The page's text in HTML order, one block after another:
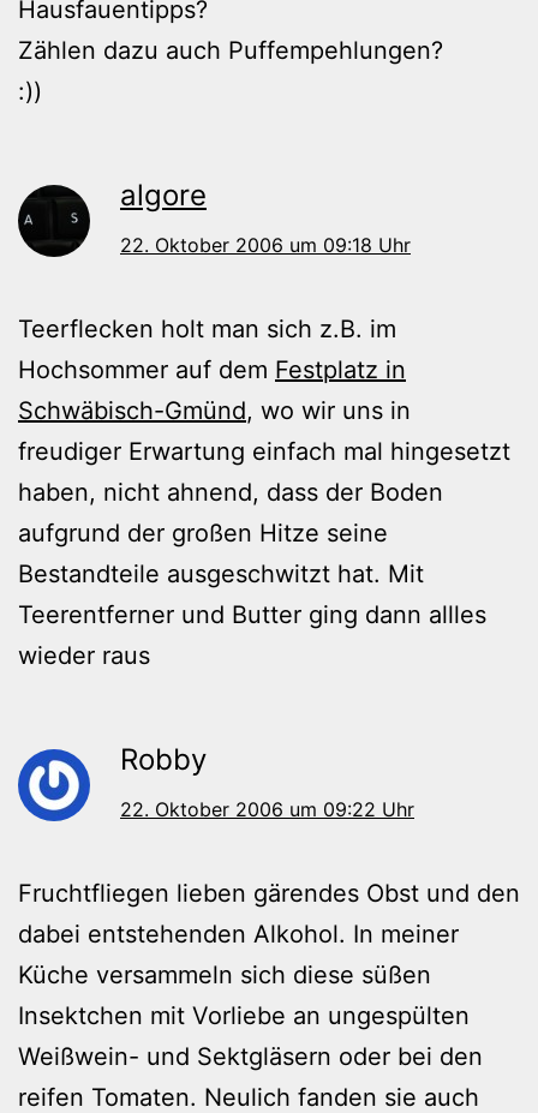
Hausfauentipps?
Zählen dazu auch Puffempehlungen?
:))
algore
22. Oktober 2006 um 09:18 Uhr
Teerflecken holt man sich z.B. im
Hochsommer auf dem Festplatz in
Schwäbisch-Gmünd, wo wir uns in
freudiger Erwartung einfach mal hingesetzt
haben, nicht ahnend, dass der Boden
aufgrund der großen Hitze seine
Bestandteile ausgeschwitzt hat. Mit
Teerentferner und Butter ging dann allles
wieder raus
Robby
22. Oktober 2006 um 09:22 Uhr
Fruchtfliegen lieben gärendes Obst und den
dabei entstehenden Alkohol. In meiner
Küche versammeln sich diese süßen
Insektchen mit Vorliebe an ungespülten
Weißwein- und Sektgläsern oder bei den
reifen Tomaten. Neulich fanden sie auch